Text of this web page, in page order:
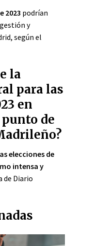
2023 podrían
y
según el
la
para las
en
de
elecciones de
intensa y
de Diario